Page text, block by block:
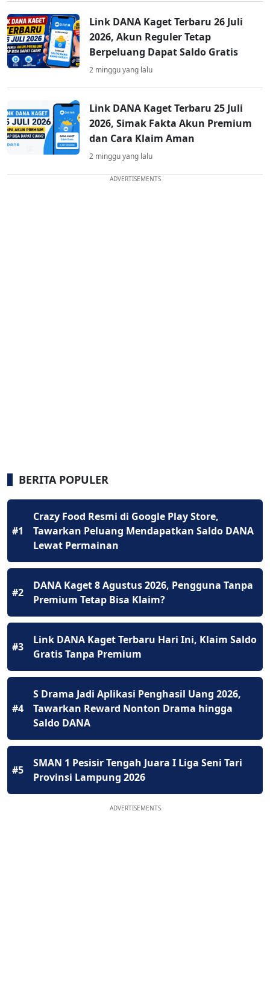
Link DANA Kaget Terbaru 26 Juli
2026, Akun Reguler Tetap
Berpeluang Dapat Saldo Gratis
2 minggu yang lalu
Link DANA Kaget Terbaru 25 Juli
2026, Simak Fakta Akun Premium
dan Cara Klaim Aman
2 minggu yang lalu
ADVERTISEMENTS
BERITA POPULER
#1
Crazy Food Resmi di Google Play Store,
Tawarkan Peluang Mendapatkan Saldo DANA
Lewat Permainan
#2
DANA Kaget 8 Agustus 2026, Pengguna Tanpa
Premium Tetap Bisa Klaim?
#3
Link DANA Kaget Terbaru Hari Ini, Klaim Saldo
Gratis Tanpa Premium
#4
S Drama Jadi Aplikasi Penghasil Uang 2026,
Tawarkan Reward Nonton Drama hingga
Saldo DANA
#5
SMAN 1 Pesisir Tengah Juara I Liga Seni Tari
Provinsi Lampung 2026
ADVERTISEMENTS